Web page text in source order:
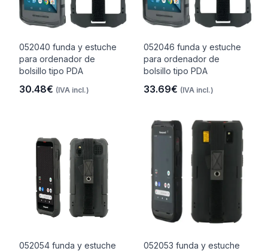
052040 funda y estuche
para ordenador de
bolsillo tipo PDA
30.48€ (IVA incl.)
052046 funda y estuche
para ordenador de
bolsillo tipo PDA
33.69€ (IVA incl.)
052054 funda y estuche
052053 funda y estuche